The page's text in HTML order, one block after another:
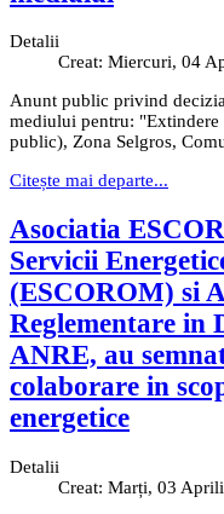
Detalii
Creat: Miercuri, 04
Anunt public privind
mediului pentru:
public), Zona Selgros,
Citește mai departe...
Asociatia
Servicii
(ESCOROM) si
Reglementare in
ANRE, au
colaborare in
energetice
Detalii
Creat: Marți, 03